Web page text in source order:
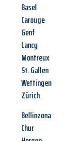
Basel
Carouge
Genf
Lancy
Montreux
St. Gallen
Wettingen
Zürich
Bellinzona
Chur